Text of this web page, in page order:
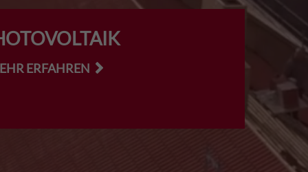
ERFAHREN